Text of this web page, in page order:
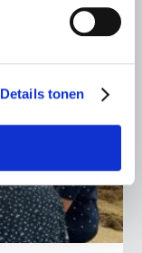
Details tonen